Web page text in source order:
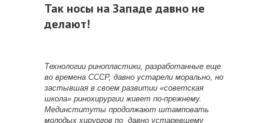
Так носы на Западе давно не
делают!
Технологии ринопластики, разработанные еще
во времена СССР, давно устарели морально, но
застывшая в своем развитии «советская
школа» ринохирургии живет по-прежнему.
Мединституты продолжают штамповать
молодых хирургов по давно устаревшему